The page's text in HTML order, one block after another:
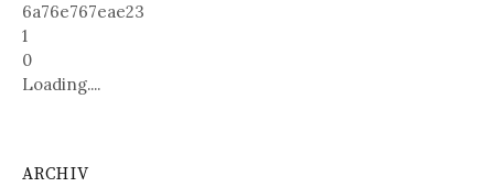
6a76e767eae23
1
0
Loading....
ARCHIV